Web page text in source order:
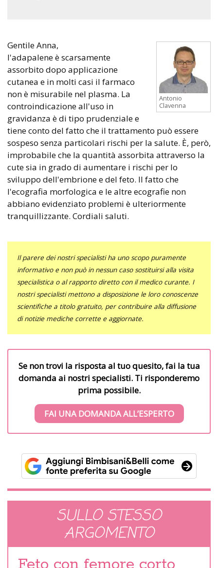
Antonio
Clavenna
Gentile Anna,
l'adapalene è scarsamente
assorbito dopo applicazione
cutanea e in molti casi il farmaco
non è misurabile nel plasma. La
controindicazione all'uso in
gravidanza è di tipo prudenziale e
tiene conto del fatto che il trattamento può essere
sospeso senza particolari rischi per la salute. È, però,
improbabile che la quantità assorbita attraverso la
cute sia in grado di aumentare i rischi per lo
sviluppo dell'embrione e del feto. Il fatto che
l'ecografia morfologica e le altre ecografie non
abbiano evidenziato problemi è ulteriormente
tranquillizzante. Cordiali saluti.
Il parere dei nostri specialisti ha uno scopo puramente
informativo e non può in nessun caso sostituirsi alla visita
specialistica o al rapporto diretto con il medico curante. I
nostri specialisti mettono a disposizione le loro conoscenze
scientifiche a titolo gratuito, per contribuire alla diffusione
di notizie mediche corrette e aggiornate.
Se non trovi la risposta al tuo quesito, fai la tua
domanda ai nostri specialisti. Ti risponderemo
prima possibile.
FAI UNA DOMANDA ALL’ESPERTO
SULLO STESSO
ARGOMENTO